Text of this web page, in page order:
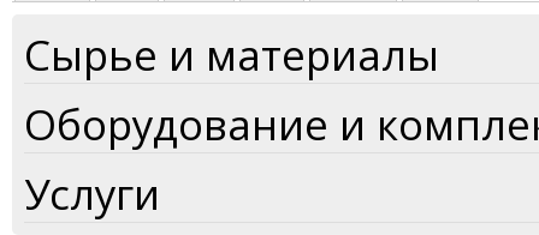
Сырье и материалы
Оборудование и
Услуги